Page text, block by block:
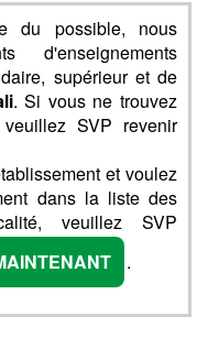
du possible, nous
d'enseignements
supérieur et de
. Si vous ne trouvez
SVP revenir
et voulez
dans la liste des
veuillez SVP
.